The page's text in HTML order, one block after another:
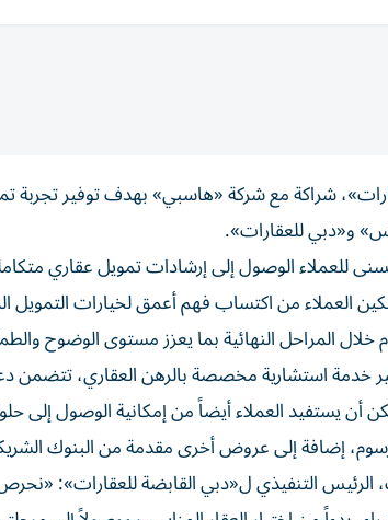
شراكة مع شركة «هاسبي» بهدف توفير تجربة
و«دبي للعقارات».
للعملاء الوصول إلى إرشادات تمويل عقاري
العملاء من اكتساب فهم أعمق لخيارات التمويل
خلال المراحل النهائية بما يعزز مستوى الوضوح
خدمة استشارية مخصصة بالرهن العقاري، تتضمن
أن يستفيد العملاء أيضاً من إمكانية الوصول إلى
إضافة إلى عروض أخرى مقدمة من البنوك
الرئيس التنفيذي ل«دبي القابضة للعقارات»: